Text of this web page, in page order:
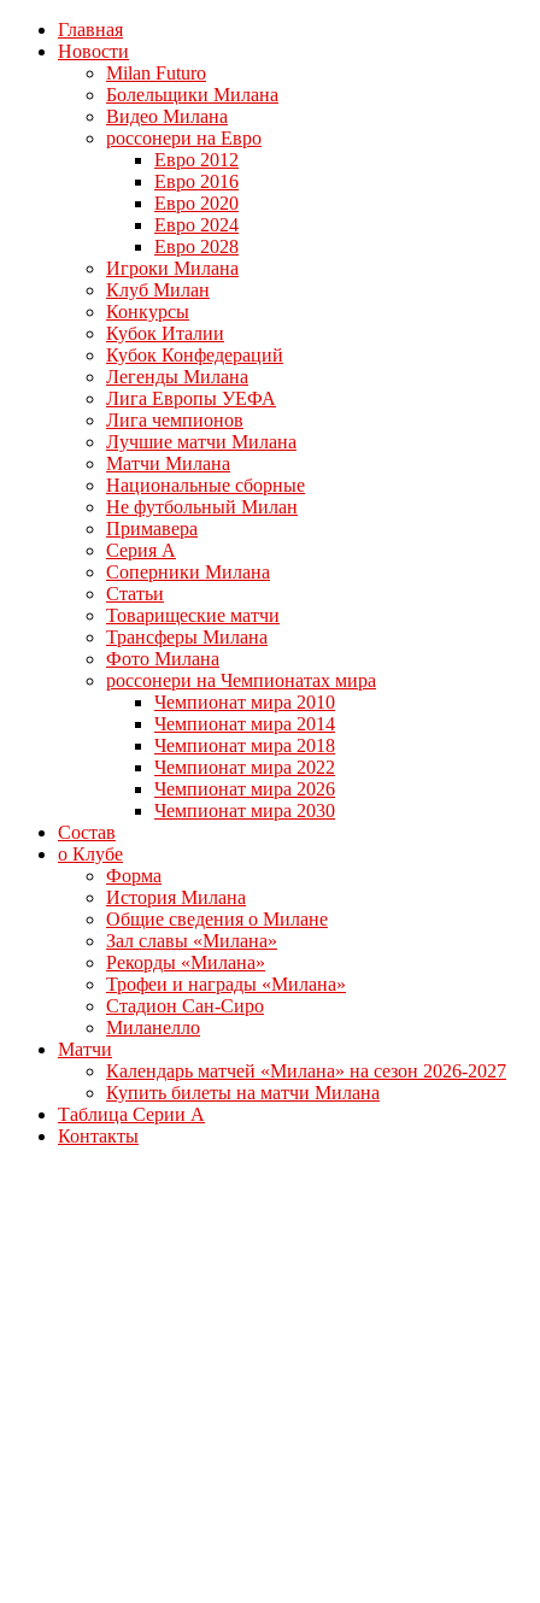
Главная
Новости
Milan Futuro
Болельщики Милана
Видео Милана
россонери на Евро
Евро 2012
Евро 2016
Евро 2020
Евро 2024
Евро 2028
Игроки Милана
Клуб Милан
Конкурсы
Кубок Италии
Кубок Конфедераций
Легенды Милана
Лига Европы УЕФА
Лига чемпионов
Лучшие матчи Милана
Матчи Милана
Национальные сборные
Не футбольный Милан
Примавера
Серия А
Соперники Милана
Статьи
Товарищеские матчи
Трансферы Милана
Фото Милана
россонери на Чемпионатах мира
Чемпионат мира 2010
Чемпионат мира 2014
Чемпионат мира 2018
Чемпионат мира 2022
Чемпионат мира 2026
Чемпионат мира 2030
Состав
о Клубе
Форма
История Милана
Общие сведения о Милане
Зал славы «Милана»
Рекорды «Милана»
Трофеи и награды «Милана»
Стадион Сан-Сиро
Миланелло
Матчи
Календарь матчей «Милана» на сезон 2026-2027
Купить билеты на матчи Милана
Таблица Серии А
Контакты